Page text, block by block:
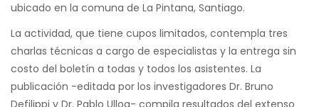
ubicado en la comuna de La Pintana, Santiago.
La actividad, que tiene cupos limitados, contempla tres
charlas técnicas a cargo de especialistas y la entrega sin
costo del boletín a todas y todos los asistentes. La
publicación -editada por los investigadores Dr. Bruno